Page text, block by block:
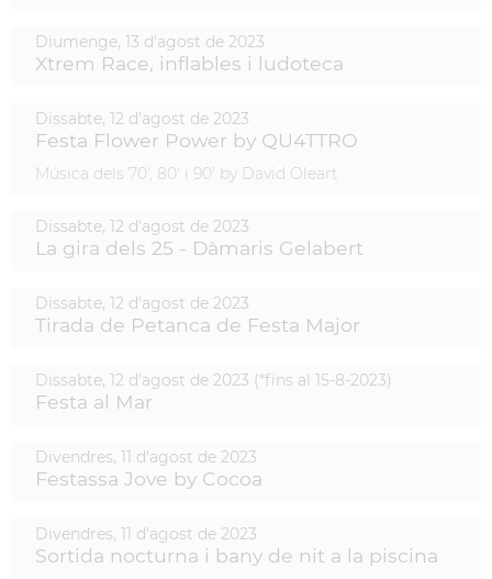
Diumenge, 13 d'agost de 2023
Xtrem Race, inflables i ludoteca
Dissabte, 12 d'agost de 2023
Festa Flower Power by QU4TTRO
Música dels 70', 80' i 90' by David Oleart
Dissabte, 12 d'agost de 2023
La gira dels 25 - Dàmaris Gelabert
Dissabte, 12 d'agost de 2023
Tirada de Petanca de Festa Major
Dissabte, 12 d'agost de 2023 (*fins al 15-8-2023)
Festa al Mar
Divendres, 11 d'agost de 2023
Festassa Jove by Cocoa
Divendres, 11 d'agost de 2023
Sortida nocturna i bany de nit a la piscina